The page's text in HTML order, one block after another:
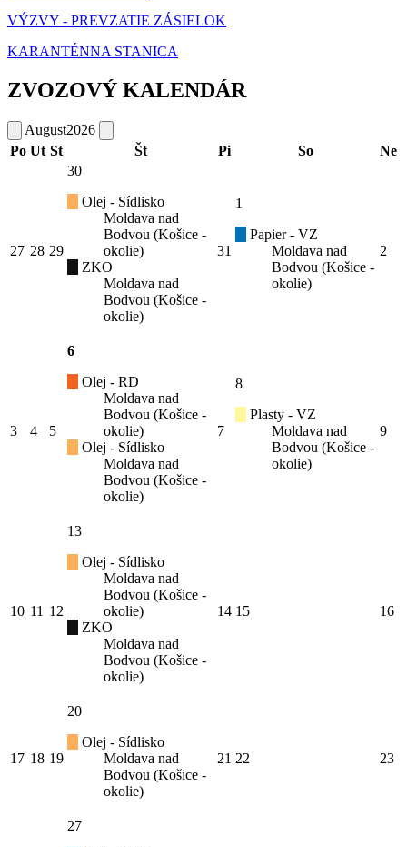
VÝZVY - PREVZATIE ZÁSIELOK
KARANTÉNNA STANICA
ZVOZOVÝ KALENDÁR
August2026
Po Ut St Št Pi So Ne
27 28 29
30
Olej - Sídlisko
Moldava nad
Bodvou (Košice -
okolie)
ZKO
Moldava nad
Bodvou (Košice -
okolie)
31
1
Papier - VZ
Moldava nad
Bodvou (Košice -
okolie)
2
3 4 5
6
Olej - RD
Moldava nad
Bodvou (Košice -
okolie)
Olej - Sídlisko
Moldava nad
Bodvou (Košice -
okolie)
7
8
Plasty - VZ
Moldava nad
Bodvou (Košice -
okolie)
9
10 11 12
13
Olej - Sídlisko
Moldava nad
Bodvou (Košice -
okolie)
ZKO
Moldava nad
Bodvou (Košice -
okolie)
14 15 16
17 18 19
20
Olej - Sídlisko
Moldava nad
Bodvou (Košice -
okolie)
21 22 23
27